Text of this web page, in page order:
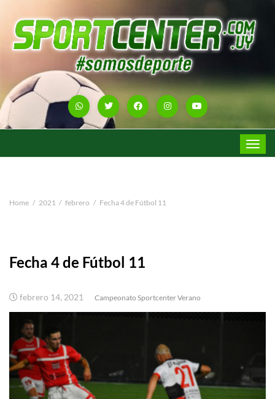
Toggle
Home 2021 febrero Fecha 4 de Fútbol 11
Fecha 4 de Fútbol 11
febrero 14, 2021 Campeonato Sportcenter Verano